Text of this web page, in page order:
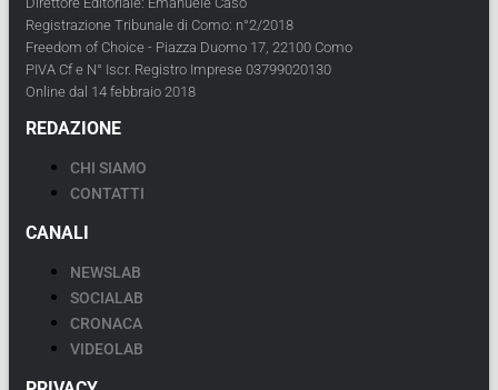
Registrazione Tribunale di Como: n°2/2018
Freedom of Choice - Piazza Duomo 17, 22100 Como
PIVA Cf e N° Iscr. Registro Imprese 03799020130
Online dal 14 febbraio 2018
REDAZIONE
CHI SIAMO
CONTATTI
CANALI
NEWSLAB
SOCIALAB
CRONACA
VIDEOLAB